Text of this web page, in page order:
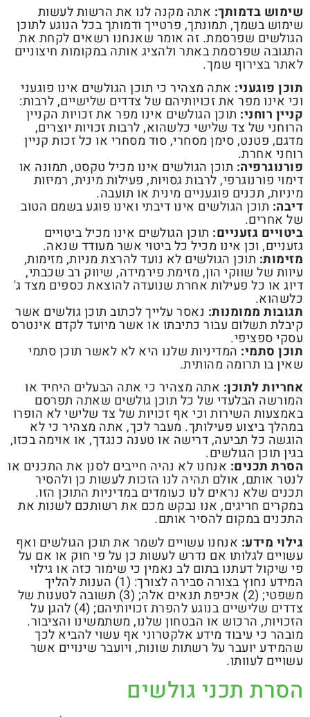
שימוש בדמותך: אתה מקנה לנו את הרשות לעשות
שימוש בשמך, תמונתך, פרטייך ודמותך בכל הנוגע לתוכן
הגולשים שפרסמת. זה אומר שאנחנו רשאים לקחת את
התגובה שפרסמת באתר ולהציג אותה במקומות חיצוניים
לאתר בצירוף שמך.
תוכן פוגעני: אתה מצהיר כי תוכן הגולשים אינו פוגעני
וכי אינו מפר את זכויותיהם של צדדים שלישיים, לרבות:
קניין רוחני: תוכן הגולשים אינו מפר את זכויות הקניין
הרוחני של צד שלישי כלשהוא, לרבות זכויות יוצרים,
מדגם, פטנט, סימן מסחרי, סוד מסחרי או כל זכות קניין
רוחני אחרת.
פורנוגרפיה: תוכן הגולשים אינו מכיל טקסט, תמונה או
דימוי פורנוגרפי, לרבות גסויות, פעילות מינית, רמיזות
מיניות, תכנים פוגעניים מינית או תועבה.
דיבה: תוכן הגולשים אינו דיבתי ואינו פוגע בשמם הטוב
של אחרים.
ביטויים גזעניים: תוכן הגולשים אינו מכיל ביטויים
גזעניים, וכן אינו מכיל כל ביטוי אשר מעודד שנאה.
מזימות: תוכן הגולשים לא נועד להרצת מניות, מזימות,
עיוות של שווקי הון, מזימת פירמידה, שיווק רב שכבתי,
דיוג או כל פעילות אחרת שנועדה להוצאת כספים מצד ג'
כלשהוא.
תגובות ממומנות: נאסר עלייך לכתוב תוכן גולשים אשר
קיבלת תשלום עבור כתיבתו או אשר מיועד לקדם אינטרס
עסקי ספציפי.
תוכן סתמי: המדיניות שלנו היא לא לאשר תוכן סתמי
שאין בו תרומה מהותית.
אחריות לתוכן: אתה מצהיר כי אתה הבעלים היחיד או
המורשה הבלעדי של כל תוכן גולשים שאתה תפרסם
באמצעות השירות וכי אף זכויות של צד שלישי לא הופרו
במהלך ביצוע פעילותך. מעבר לכך, אתה מצהיר כי לא
הוגשה כל תביעה, דרישה או טענה כנגדך, או אוימה בכזו,
בגין תוכן הגולשים.
הסרת תכנים: אנחנו לא נהיה חייבים לסנן את התכנים או
לנטר אותם, אולם תהיה לנו הזכות לעשות כן ולהסיר
תכנים שלא נראים לנו כעומדים במדיניות התוכן הזו.
במקרים חריגים, אנו נבקש מכם את רשותכם לשנות את
התכנים במקום להסיר אותם.
גילוי מידע: אנחנו עשויים לשמר את תוכן הגולשים ואף
עשויים לגלותו אם נדרש לעשות כן על פי חוק או אם על
פי שיקול דעתנו בתום לב נאמין כי שימור כזה או גילוי
המידע נחוץ בצורה סבירה לצורך: (1) הענות להליך
משפטי; (2) אכיפת תנאים אלה; (3) תשובה לטענות של
צדדים שלישיים בנוגע להפרת זכויותיהם; (4) להגן על
הזכויות, הרכוש או הבטחון שלנו, משתמשינו והציבור.
מובהר כי עיבוד מידע אלקטרוני אף עשוי להביא לכך
שהמידע יועבר על רשתות שונות, ויועבר שינויים אשר
עשויים לעוותו.
הסרת תכני גולשים